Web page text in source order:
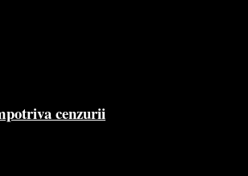
cenzurii